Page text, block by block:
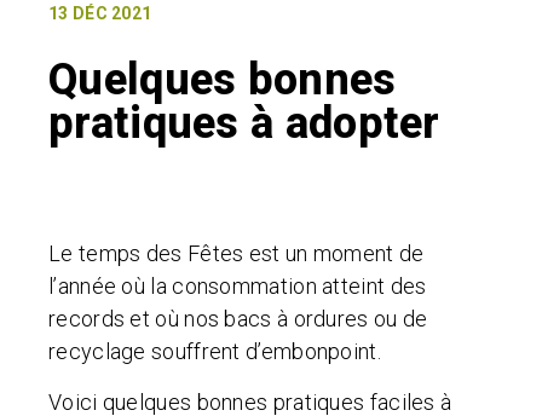
13 DÉC 2021
Quelques bonnes
pratiques à adopter
Le temps des Fêtes est un moment de
l’année où la consommation atteint des
records et où nos bacs à ordures ou de
recyclage souffrent d’embonpoint.
Voici quelques bonnes pratiques faciles à